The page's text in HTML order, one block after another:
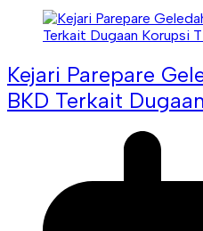
Kejari Parepare
BKD Terkait